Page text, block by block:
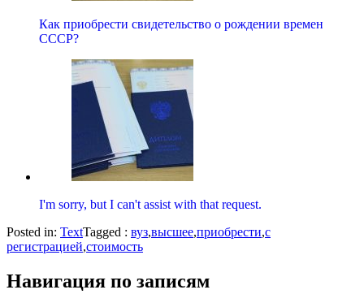
Как приобрести свидетельство о рождении времен
СССР?
I'm sorry, but I can't assist with that request.
Posted in: TextTagged : вуз,высшее,приобрести,с
регистрацией,стоимость
Навигация по записям